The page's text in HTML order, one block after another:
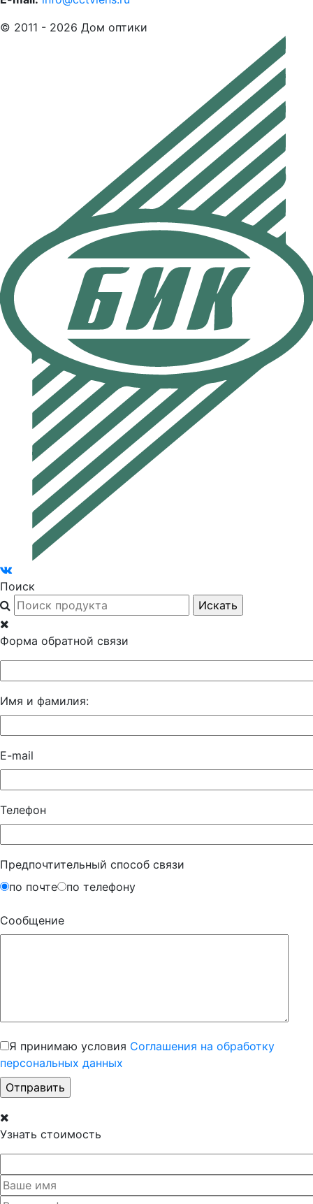
© 2011 - 2026 Дом оптики
Поиск
Форма обратной связи
Имя и фамилия:
E-mail
Телефон
Предпочтительный способ связи
по почте
по телефону
Сообщение
Я принимаю условия Соглашения на обработку
персональных данных
Узнать стоимость